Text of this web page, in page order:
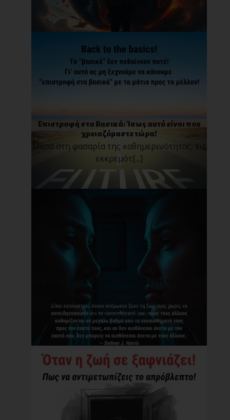
Επιστροφή στα Βασικά: Ίσως αυτό είναι που
χρειαζόμαστε τώρα!
Μέσα στη φασαρία της καθημερινότητας, τις
εκκρεμότ[...]
Τα συναισθήματά μας : O καθρέφτης της σχέσης
Είναι εκπληκτικό πόσοι άνθρωποι ζουν τη
ζωή τους χ[...]